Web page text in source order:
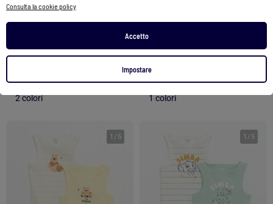
Consulta la cookie policy
Accetto
Impostare
Completo notte 2 pezzi - Pagliaccetto senza maniche + body
2 colori
Completo notte 2 pezzi - Pagliaccetto senza maniche + body
1 colori
1 / 5 1 / 5